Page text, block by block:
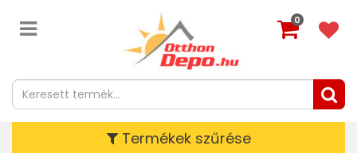
0
Termékek szűrése